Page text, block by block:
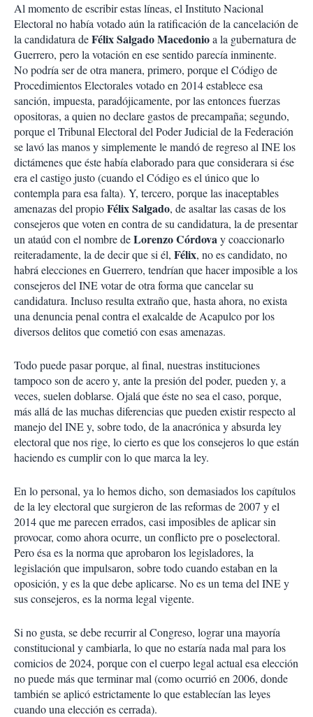
a
r
t
i
r
Al momento de escribir estas líneas, el Instituto Nacional
Electoral no había votado aún la ratificación de la cancelación de
la candidatura deFélix Salgado Macedonioa la gubernatura de
Guerrero, pero la votación en ese sentido parecía inminente.
No podría ser de otra manera, primero, porque el Código de
Procedimientos Electorales votado en 2014 establece esa
sanción, impuesta, paradójicamente, por las entonces fuerzas
opositoras, a quien no declare gastos de precampaña; segundo,
porque el Tribunal Electoral del Poder Judicial de la Federación
se lavó las manos y simplemente le mandó de regreso al INE los
dictámenes que éste había elaborado para que considerara si ése
era el castigo justo (cuando el Código es el único que lo
contempla para esa falta). Y, tercero, porque las inaceptables
amenazas del propioFélix Salgado, de asaltar las casas de los
consejeros que voten en contra de su candidatura, la de presentar
un ataúd con el nombre deLorenzo Córdovay coaccionarlo
reiteradamente, la de decir que si él, Félix, no es candidato, no
habrá elecciones en Guerrero, tendrían que hacer imposible a los
consejeros del INE votar de otra forma que cancelar su
candidatura. Incluso resulta extraño que, hasta ahora, no exista
una denuncia penal contra el exalcalde de Acapulco por los
diversos delitos que cometió con esas amenazas.
Todo puede pasar porque, al final, nuestras instituciones
tampoco son de acero y, ante la presión del poder, pueden y, a
veces, suelen doblarse. Ojalá que éste no sea el caso, porque,
más allá de las muchas diferencias que pueden existir respecto al
manejo del INE y, sobre todo, de la anacrónica y absurda ley
electoral que nos rige, lo cierto es que los consejeros lo que están
haciendo es cumplir con lo que marca la ley.
En lo personal, ya lo hemos dicho, son demasiados los capítulos
de la ley electoral que surgieron de las reformas de 2007 y el
2014 que me parecen errados, casi imposibles de aplicar sin
provocar, como ahora ocurre, un conflicto pre o poselectoral.
Pero ésa es la norma que aprobaron los legisladores, la
legislación que impulsaron, sobre todo cuando estaban en la
oposición, y es la que debe aplicarse. No es un tema del INE y
sus consejeros, es la norma legal vigente.
Si no gusta, se debe recurrir al Congreso, lograr una mayoría
constitucional y cambiarla, lo que no estaría nada mal para los
comicios de 2024, porque con el cuerpo legal actual esa elección
no puede más que terminar mal (como ocurrió en 2006, donde
también se aplicó estrictamente lo que establecían las leyes
cuando una elección es cerrada).